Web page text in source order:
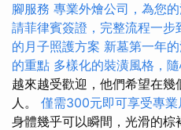
腳服務 專業外燴公司，為您
請菲律賓簽證，完整流程一步
的月子照護方案 新墓第一年
的重點 多樣化的裝潢風格，
越來越受歡迎，他們希望在
人。 僅需300元即可享受專業
身體幾乎可以瞬間，光滑的棕